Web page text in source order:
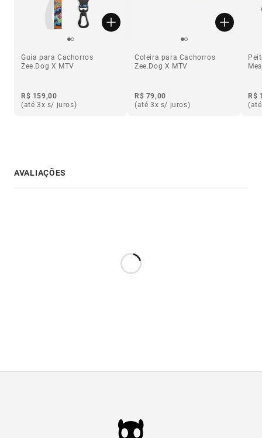
Guia para Cachorros
Zee.Dog X MTV
R$ 159,00
(até 3x s/ juros)
Coleira para Cachorros
Zee.Dog X MTV
R$ 79,00
(até 3x s/ juros)
R$
AVALIAÇÕES